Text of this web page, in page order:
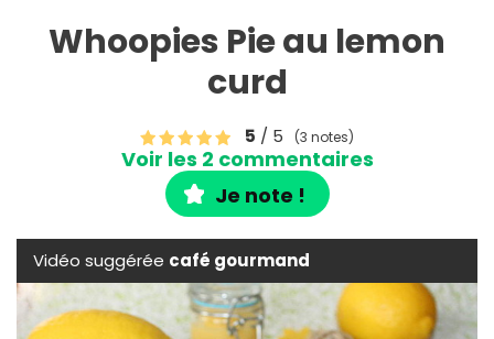
Whoopies Pie au lemon
curd
5 / 5 (3 notes)
Voir les 2 commentaires
Je note !
Vidéo suggérée café gourmand